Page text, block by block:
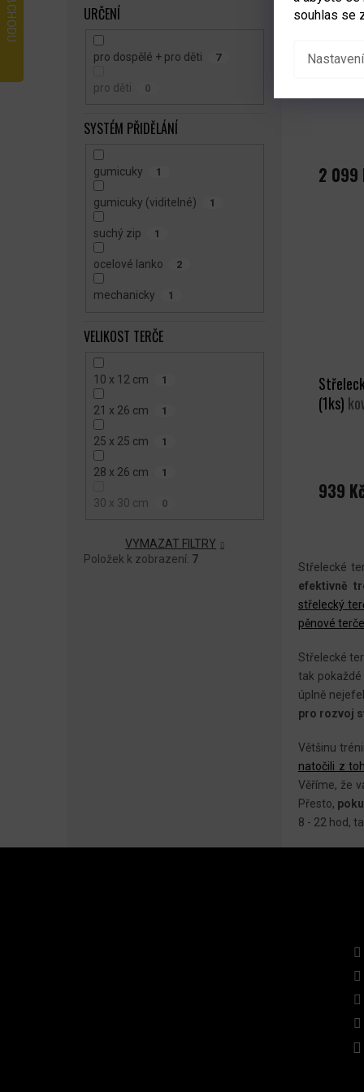
souhlas se
Nastavení
URČENÍ
pro dospělé + pro děti 7
pro děti 0
SYSTÉM PŘIDĚLÁNÍ
gumicuky 1
gumicuky (viditelné) 1
suchý zip 1
ocelové lanko 2
mechanicky 1
VELIKOST TERČE
10 x 12 cm 1
21 x 26 cm 1
25 x 25 cm 1
28 x 26 cm 1
30 x 30 cm 0
VYMAZAT FILTRY
Položek k zobrazení: 7
Terč
2 099
(1ks)
939
Střelecké
efektivně
střelecký
pěnové terče
Střelecké
tak
úplně
pro rozvoj
Většinu
natočili z
Věříme, že
Přesto,
8 - 22 hod,
Z